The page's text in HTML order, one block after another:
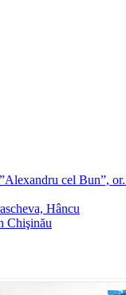
cel Bun”,
Hâncu
Chişinău